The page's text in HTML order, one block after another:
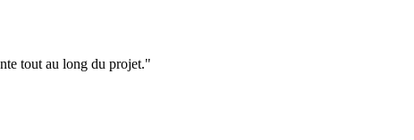
tout au long du projet."